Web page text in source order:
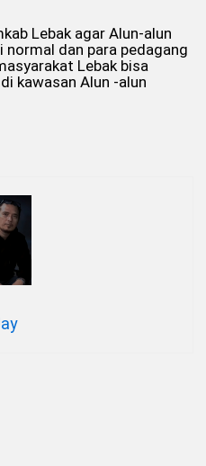
Lebak agar Alun-alun
normal dan para pedagang
Lebak bisa
kawasan Alun -alun